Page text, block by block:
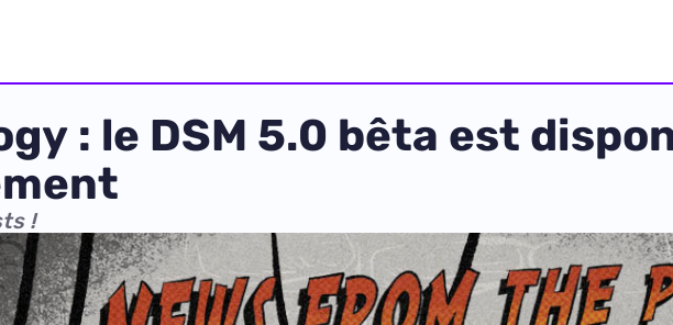
: le DSM 5.0 bêta est
!